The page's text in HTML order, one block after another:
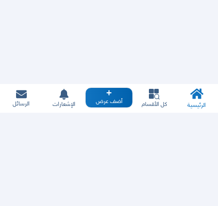
الرئيسية كل الأقسام أضف عرض الإشعارات الرسائل